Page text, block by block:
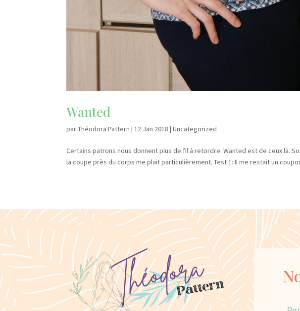
Wanted
parThéodora Pattern |12 Jan 2018 |Uncategorized
Certains patrons nous donnent plus de fil à retordre. Wanted est de ceux là.
la coupe près du corps me plait particulièrement. Test 1: Il me restait un